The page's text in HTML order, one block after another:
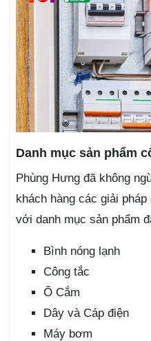
Danh mục sản phẩm
Phùng Hưng đã không
khách hàng các giải
với danh mục sản phẩm
Bình nóng lạnh
Công tắc
Ổ Cắm
Dây và Cáp điện
Máy bơm